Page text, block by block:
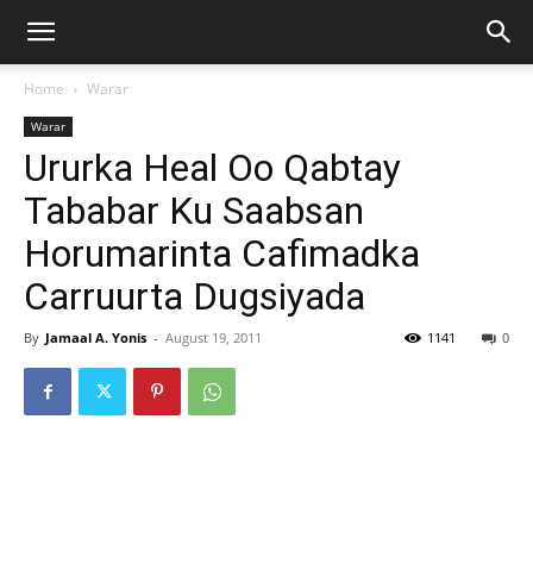
Home Warar
Warar
Ururka Heal Oo Qabtay
Tababar Ku Saabsan
Horumarinta Cafimadka
Carruurta Dugsiyada
By Jamaal A. Yonis - August 19, 2011 0
1141